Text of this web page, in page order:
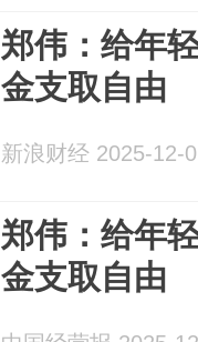
郑伟：给年
金支取自由
新浪财经 2025-12-
郑伟：给年
金支取自由